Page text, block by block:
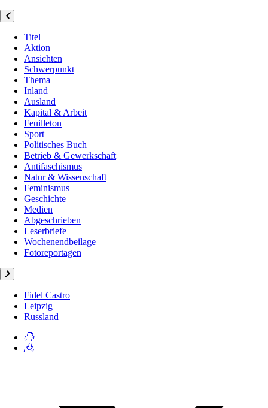
Titel
Aktion
Ansichten
Schwerpunkt
Thema
Inland
Ausland
Kapital & Arbeit
Feuilleton
Sport
Politisches Buch
Betrieb & Gewerkschaft
Antifaschismus
Natur & Wissenschaft
Feminismus
Geschichte
Medien
Abgeschrieben
Leserbriefe
Wochenendbeilage
Fotoreportagen
Fidel Castro
Leipzig
Russland